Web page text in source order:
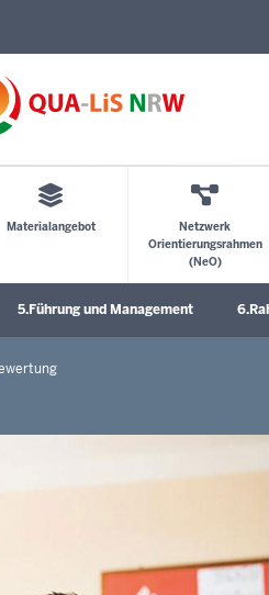
Materialangebot
Netzwerk
Orientierungsrahmen
(NeO)
Untermenü öffnen
5.Führung und Management